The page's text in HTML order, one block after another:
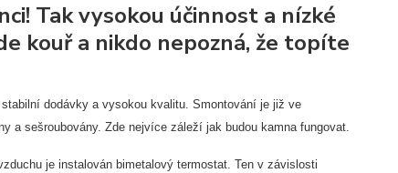
Tak vysokou účinnost a nízké
kouř a nikdo nepozná, že topíte
dodávky a vysokou kvalitu. Smontování je již ve
a sešroubovány. Zde nejvíce záleží jak budou kamna fungovat.
je instalován bimetalový termostat. Ten v závislosti